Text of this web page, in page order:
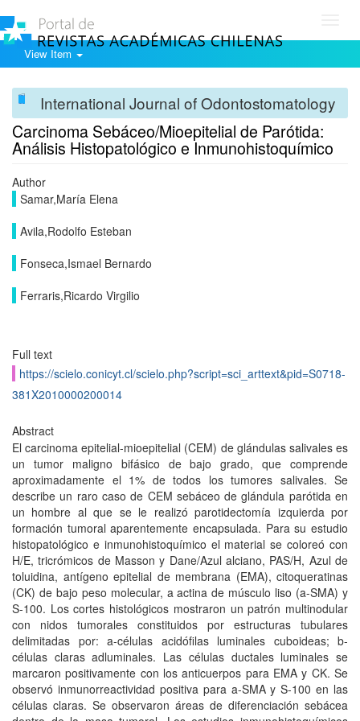
View Item
International Journal of Odontostomatology
Carcinoma Sebáceo/Mioepitelial de Parótida:
Análisis Histopatológico e Inmunohistoquímico
Author
Samar,María Elena
Avila,Rodolfo Esteban
Fonseca,Ismael Bernardo
Ferraris,Ricardo Virgilio
Full text
https://scielo.conicyt.cl/scielo.php?script=sci_arttext&pid=S0718-
381X2010000200014
Abstract
El carcinoma epitelial-mioepitelial (CEM) de glándulas salivales es
un tumor maligno bifásico de bajo grado, que comprende
aproximadamente el 1% de todos los tumores salivales. Se
describe un raro caso de CEM sebáceo de glándula parótida en
un hombre al que se le realizó parotidectomía izquierda por
formación tumoral aparentemente encapsulada. Para su estudio
histopatológico e inmunohistoquímico el material se coloreó con
H/E, tricrómicos de Masson y Dane/Azul alciano, PAS/H, Azul de
toluidina, antígeno epitelial de membrana (EMA), citoqueratinas
(CK) de bajo peso molecular, a actina de músculo liso (a-SMA) y
S-100. Los cortes histológicos mostraron un patrón multinodular
con nidos tumorales constituidos por estructuras tubulares
delimitadas por: a-células acidófilas luminales cuboideas; b-
células claras adluminales. Las células ductales luminales se
marcaron positivamente con los anticuerpos para EMA y CK. Se
observó inmunorreactividad positiva para a-SMA y S-100 en las
células claras. Se observaron áreas de diferenciación sebácea